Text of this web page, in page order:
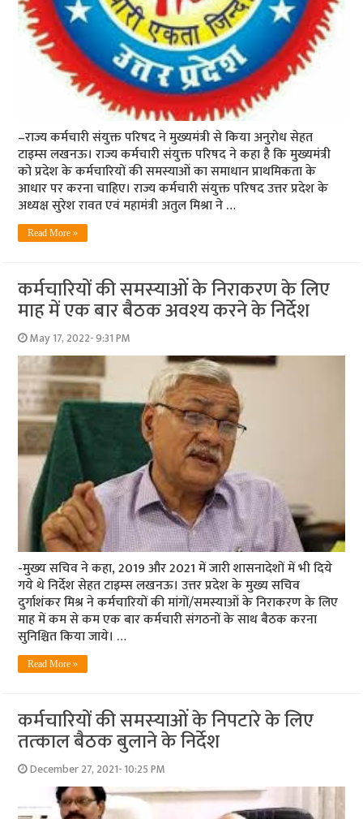
–राज्य कर्मचारी संयुक्त परिषद ने मुख्यमंत्री से किया अनुरोध सेहत
टाइम्स लखनऊ। राज्य कर्मचारी संयुक्त परिषद ने कहा है कि मुख्यमंत्री
को प्रदेश के कर्मचारियों की समस्याओं का समाधान प्राथमिकता के
आधार पर करना चाहिए। राज्य कर्मचारी संयुक्त परिषद उत्तर प्रदेश के
अध्यक्ष सुरेश रावत एवं महामंत्री अतुल मिश्रा ने …
Read More »
कर्मचारियों की समस्‍याओं के निराकरण के लिए
माह में एक बार बैठक अवश्‍य करने के निर्देश
May 17, 2022- 9:31 PM
-मुख्‍य सचिव ने कहा, 2019 और 2021 में जारी शासनादेशों में भी दिये
गये थे निर्देश सेहत टाइम्‍स लखनऊ। उत्तर प्रदेश के मुख्य सचिव
दुर्गाशंकर मिश्र ने कर्मचारियों की मांगों/समस्‍याओं के निराकरण के लिए
माह में कम से कम एक बार कर्मचारी संगठनों के साथ बैठक करना
सुनिश्चित किया जाये। …
Read More »
कर्मचारियों की समस्‍याओं के निपटारे के लिए
तत्‍काल बैठक बुलाने के निर्देश
December 27, 2021- 10:25 PM